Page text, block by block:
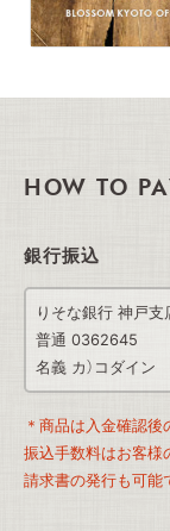
HOW TO
銀行振込
りそな銀行 神戸支
普通 0362645
名義 カ）コダイン
＊商品は入金確認後
振込手数料はお客様
請求書の発行も可能